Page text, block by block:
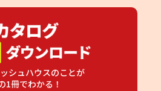
シュハウスのことが
1冊でわかる！